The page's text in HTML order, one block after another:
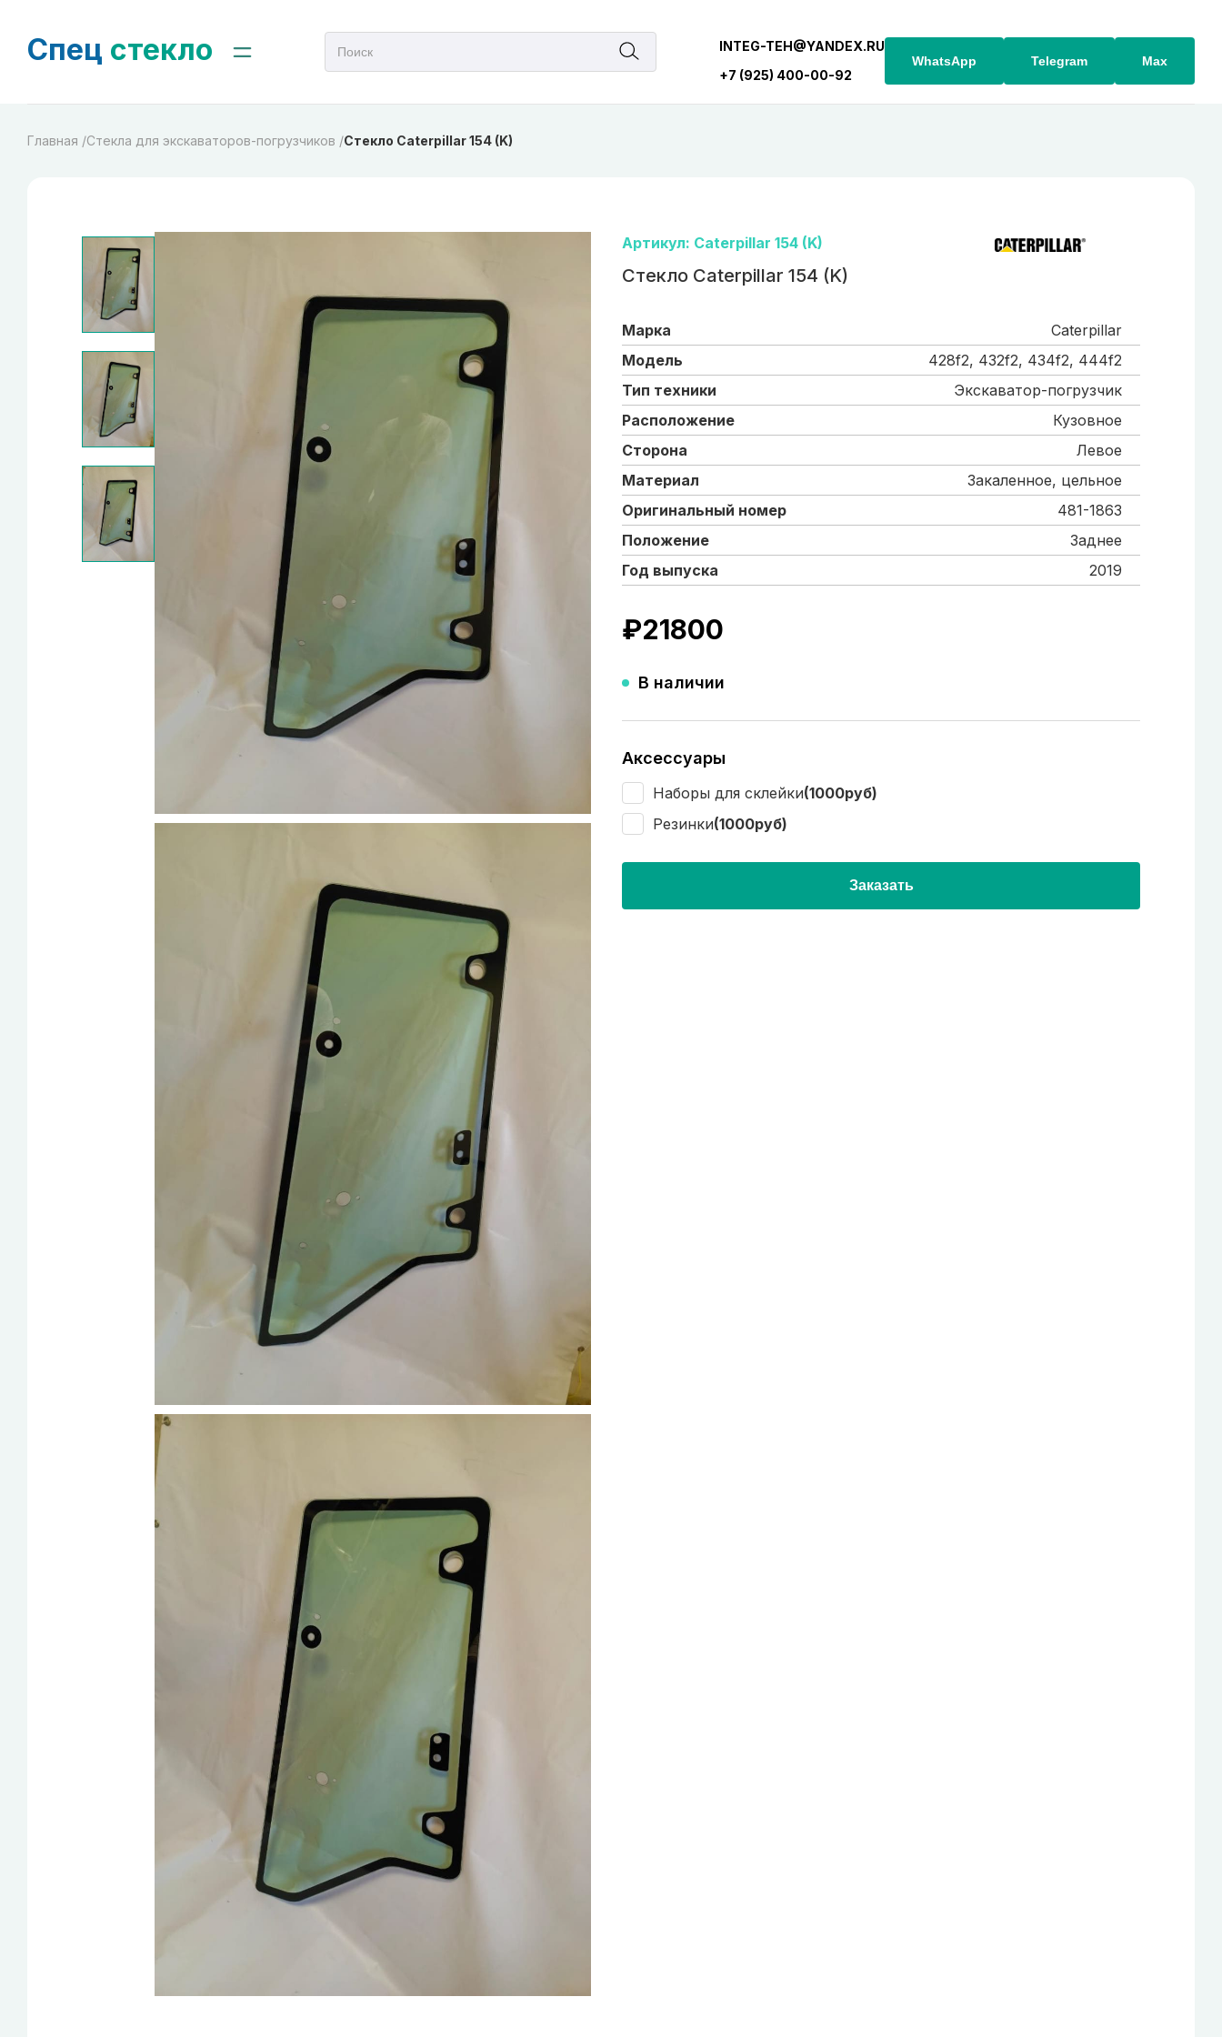
Спец стекло
INTEG-TEH@YANDEX.RU
+7 (925) 400-00-92
WhatsApp Telegram Max
Главная /Стекла для экскаваторов-погрузчиков /Стекло Caterpillar 154 (K)
Артикул: Caterpillar 154 (K)
Стекло Caterpillar 154 (K)
Марка
Caterpillar
Модель
428f2, 432f2, 434f2, 444f2
Тип техники
Экскаватор-погрузчик
Расположение
Кузовное
Сторона
Левое
Материал
Закаленное, цельное
Оригинальный номер
481-1863
Положение
Заднее
Год выпуска
2019
₽21800
В наличии
Аксессуары
Наборы для склейки(1000руб)
Резинки(1000руб)
Заказать